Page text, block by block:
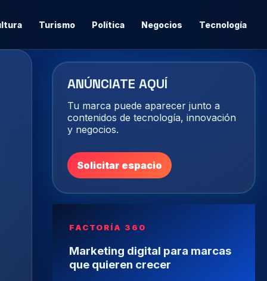
Turismo Política Negocios Tecnología
ANÚNCIATE AQUÍ
Tu marca puede aparecer junto a
contenidos de tecnología, innovación
y negocios.
Solicitar espacio
FACTORÍA 360
Marketing digital para marcas
que quieren crecer